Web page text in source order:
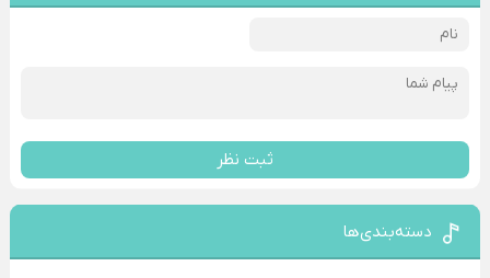
ثبت نظر
دسته‌بندی‌ها